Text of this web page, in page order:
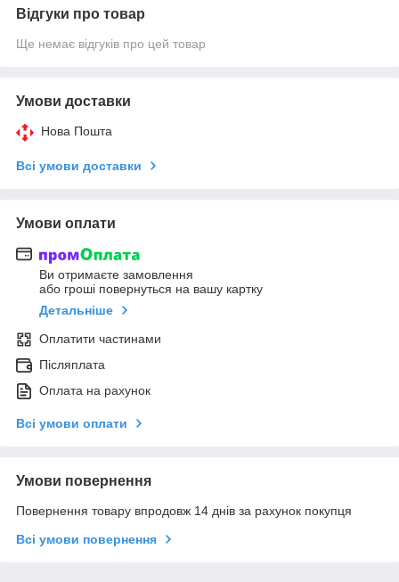
Відгуки про товар
Ще немає відгуків про цей товар
Умови доставки
Нова Пошта
Всі умови доставки
Умови оплати
Ви отримаєте замовлення
або гроші повернуться на вашу картку
Детальніше
Оплатити частинами
Післяплата
Оплата на рахунок
Всі умови оплати
Умови повернення
Повернення товару впродовж 14 днів за рахунок покупця
Всі умови повернення